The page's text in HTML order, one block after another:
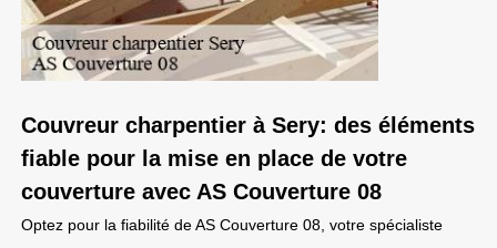
Couvreur charpentier à Sery: des éléments
fiable pour la mise en place de votre
couverture avec AS Couverture 08
Optez pour la fiabilité de AS Couverture 08, votre spécialiste